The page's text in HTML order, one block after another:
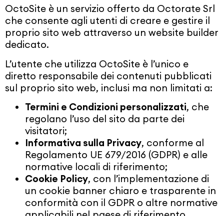
OctoSite è un servizio offerto da Octorate Srl
che consente agli utenti di creare e gestire il
proprio sito web attraverso un website builder
dedicato.
L’utente che utilizza OctoSite è l’unico e
diretto responsabile dei contenuti pubblicati
sul proprio sito web, inclusi ma non limitati a:
Termini e Condizioni personalizzati, che
regolano l’uso del sito da parte dei
visitatori;
Informativa sulla Privacy, conforme al
Regolamento UE 679/2016 (GDPR) e alle
normative locali di riferimento;
Cookie Policy, con l’implementazione di
un cookie banner chiaro e trasparente in
conformità con il GDPR o altre normative